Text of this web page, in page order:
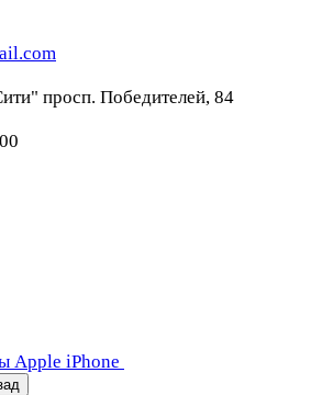
просп. Победителей, 84
Apple iPhone